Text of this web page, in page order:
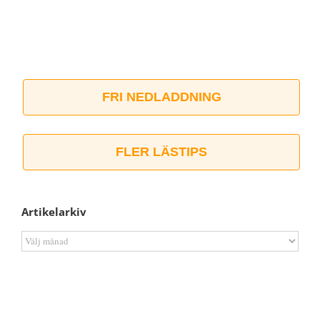
FRI NEDLADDNING
FLER LÄSTIPS
Artikelarkiv
Artikelarkiv